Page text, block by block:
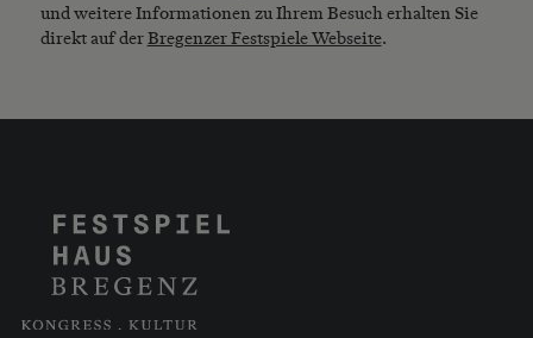
und weitere Informationen zu Ihrem Besuch erhalten Sie
direkt auf derBregenzer Festspiele Webseite.